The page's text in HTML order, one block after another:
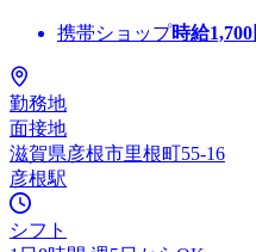
携帯ショップ時給1,700
勤務地
面接地
滋賀県彦根市里根町55-16
彦根駅
シフト